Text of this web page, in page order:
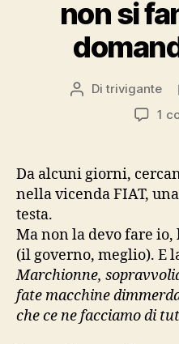
non si
Autore
Ditrivigante
1
Da alcuni giorni,
nella vicenda FIAT,
testa.
Ma non la devo fare io,
(il governo, meglio). E
Marchionne,
fate macchine
che ce ne facciamo di